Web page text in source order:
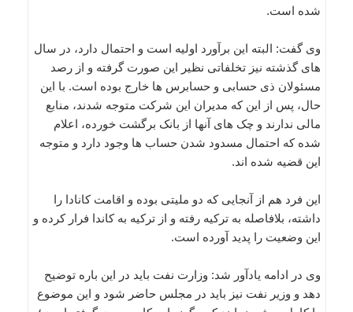
شده است.
وی گفت: البته این برآورد اولیه است و احتمال دارد، در سال
های گذشته نیز تخلفاتی نظیر این صورت گرفته و از رصد
مسئولان ذی حسابی و حسابرس ها خارج بوده است. با این
حال، پس از این که مدیران این شرکت متوجه شدند، منابع
مالی ندارند و چک های آنها از بانک برگشت خورده، اعلام
شده که احتمال مسدود شدن حساب ها وجود دارد و متوجه
این قضیه شده اند.
این فرد هم از آنجایی که دو ملیتی بوده و اقامت کانادا را
داشته، بلافاصله به ترکیه رفته و از ترکیه به کاندا فرار کرده و
این وضعیت را پدید آورده است.
وی در ادامه یادآور شد: وزارت نفت باید در این باره توضیح
دهد و وزیر نفت نیز باید در مجلس حاضر شود و این موضوع